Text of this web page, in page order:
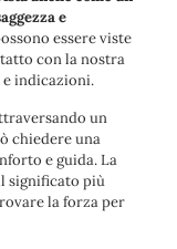
e
essere viste
con la nostra
indicazioni.
un
chiedere una
e guida. La
significato più
la forza per